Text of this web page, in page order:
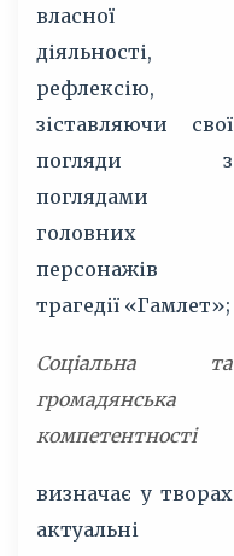
власної
діяльності,
рефлексію,
зіставляючи свої
погляди з
поглядами
головних
персонажів
трагедії «Гамлет»;
Соціальна та
громадянська
компетентності
визначає у творах
актуальні